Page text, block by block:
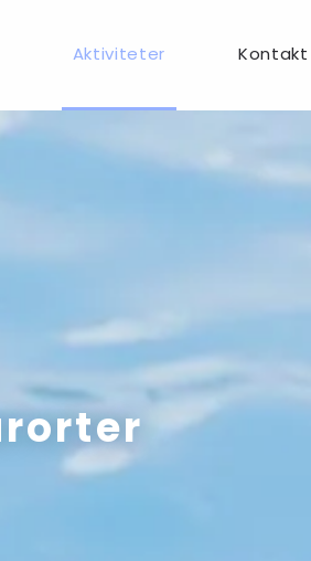
Aktiviteter Kontakt